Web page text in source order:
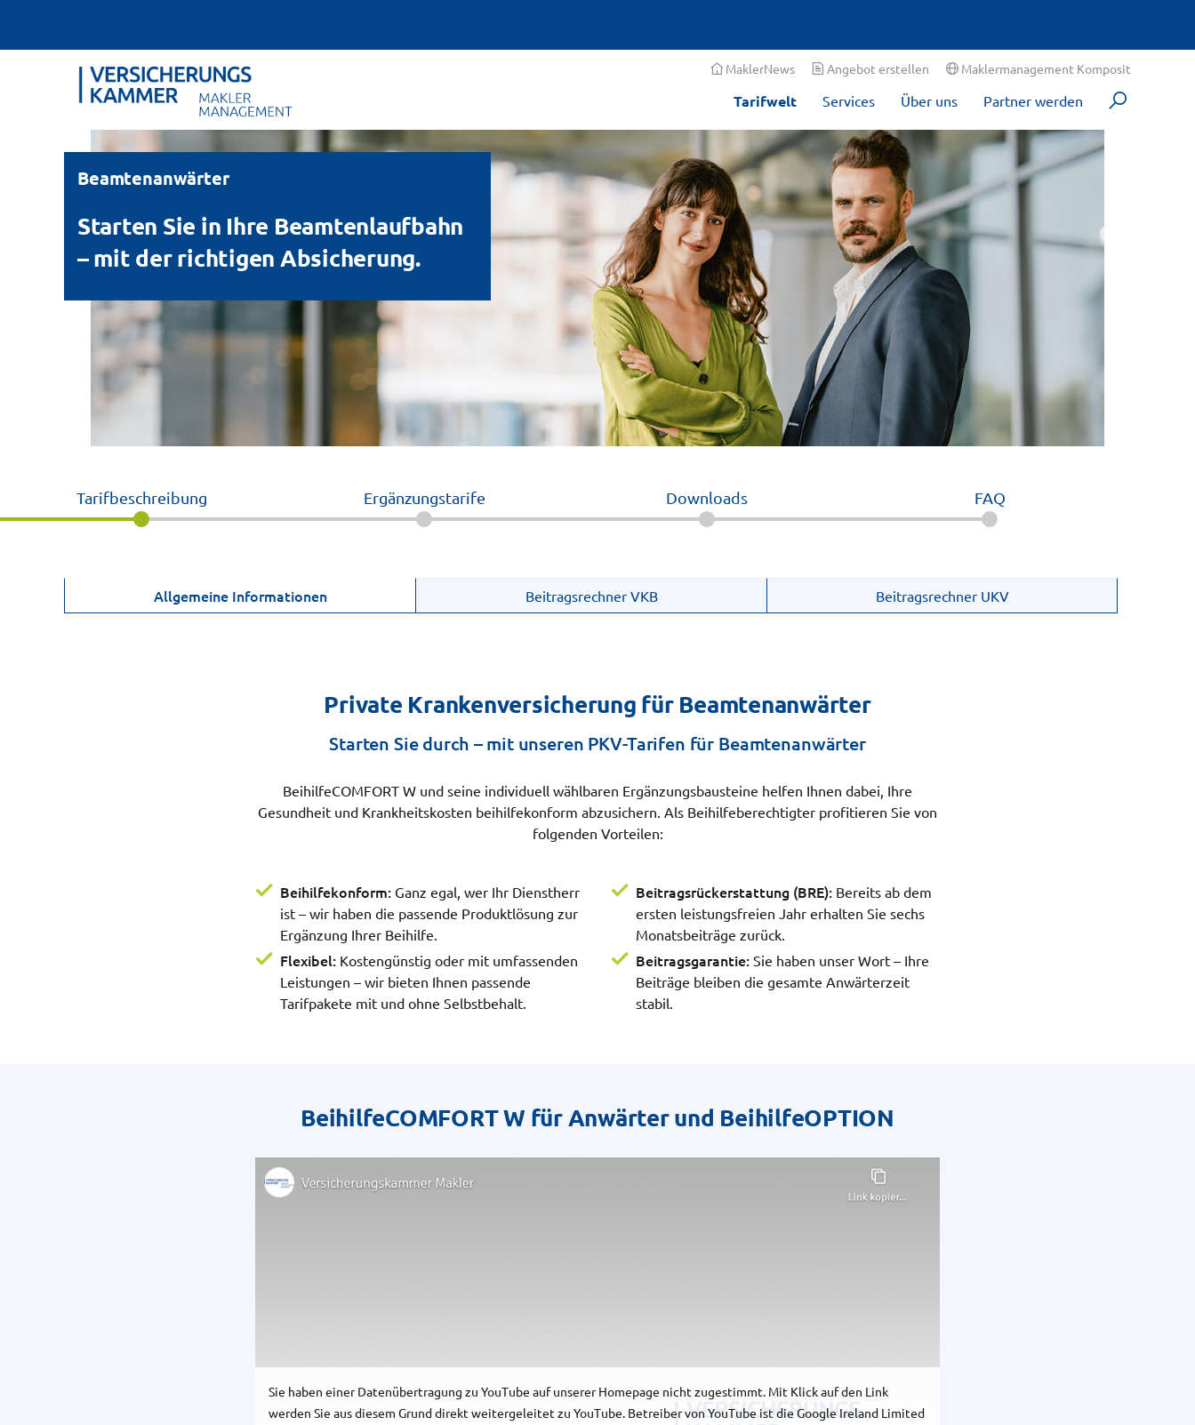
MaklerNews Angebot erstellen Maklermanagement Komposit
Tarifwelt Services Über uns Partner werden
Beamtenanwärter
Starten Sie in Ihre Beamtenlaufbahn
– mit der richtigen Absicherung.
Tarifbeschreibung Ergänzungstarife Downloads FAQ
Allgemeine Informationen Beitragsrechner VKB Beitragsrechner UKV
Private Krankenversicherung für Beamtenanwärter
Starten Sie durch – mit unseren PKV-Tarifen für Beamtenanwärter
BeihilfeCOMFORT W und seine individuell wählbaren Ergänzungsbausteine helfen Ihnen dabei, Ihre
Gesundheit und Krankheitskosten beihilfekonform abzusichern. Als Beihilfeberechtigter profitieren Sie von
folgenden Vorteilen:
Beihilfekonform: Ganz egal, wer Ihr Dienstherr
ist – wir haben die passende Produktlösung zur
Ergänzung Ihrer Beihilfe.
Flexibel: Kostengünstig oder mit umfassenden
Leistungen – wir bieten Ihnen passende
Tarifpakete mit und ohne Selbstbehalt.
Beitragsrückerstattung (BRE): Bereits ab dem
ersten leistungsfreien Jahr erhalten Sie sechs
Monatsbeiträge zurück.
Beitragsgarantie: Sie haben unser Wort – Ihre
Beiträge bleiben die gesamte Anwärterzeit
stabil.
BeihilfeCOMFORT W für Anwärter und BeihilfeOPTION
Sie haben einer Datenübertragung zu YouTube auf unserer Homepage nicht zugestimmt. Mit Klick auf den Link
werden Sie aus diesem Grund direkt weitergeleitet zu YouTube. Betreiber von YouTube ist die Google Ireland Limited